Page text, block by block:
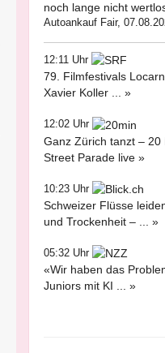
noch lange nicht
Autoankauf Fair,
12:11 Uhr
79. Filmfestivals
Xavier Koller ... »
12:02 Uhr
Ganz Zürich tanzt –
Street Parade live »
10:23 Uhr
Schweizer Flüsse
und Trockenheit – ... »
05:32 Uhr
«Wir haben das
Juniors mit KI ... »